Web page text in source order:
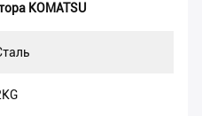
KOMATSU